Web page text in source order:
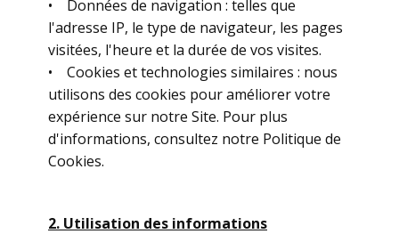
• Données de navigation : telles que
l'adresse IP, le type de navigateur, les pages
visitées, l'heure et la durée de vos visites.
• Cookies et technologies similaires : nous
utilisons des cookies pour améliorer votre
expérience sur notre Site. Pour plus
d'informations, consultez notre Politique de
Cookies.
2. Utilisation des informations